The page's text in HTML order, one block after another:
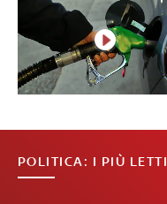
POLITICA: I PIÙ LETTI